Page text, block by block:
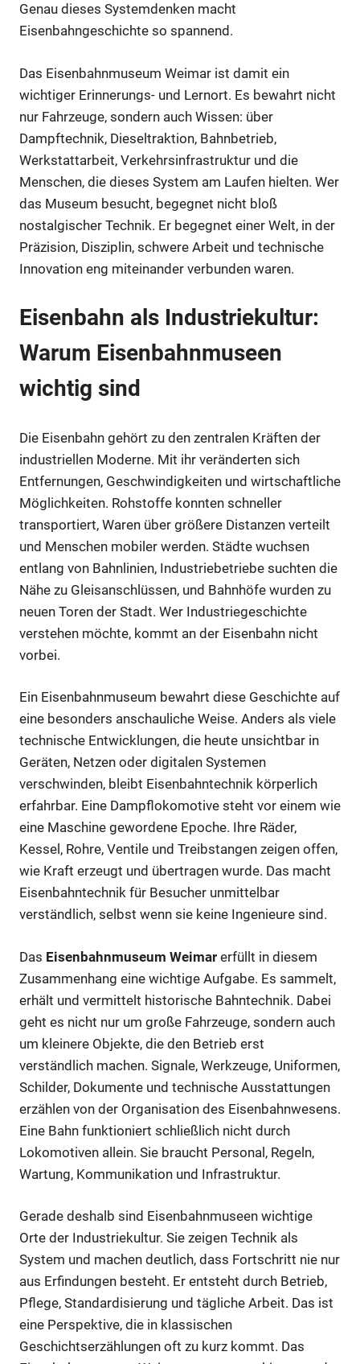
Genau dieses Systemdenken macht
Eisenbahngeschichte so spannend.
Das Eisenbahnmuseum Weimar ist damit ein
wichtiger Erinnerungs- und Lernort. Es bewahrt nicht
nur Fahrzeuge, sondern auch Wissen: über
Dampftechnik, Dieseltraktion, Bahnbetrieb,
Werkstattarbeit, Verkehrsinfrastruktur und die
Menschen, die dieses System am Laufen hielten. Wer
das Museum besucht, begegnet nicht bloß
nostalgischer Technik. Er begegnet einer Welt, in der
Präzision, Disziplin, schwere Arbeit und technische
Innovation eng miteinander verbunden waren.
Eisenbahn als Industriekultur:
Warum Eisenbahnmuseen
wichtig sind
Die Eisenbahn gehört zu den zentralen Kräften der
industriellen Moderne. Mit ihr veränderten sich
Entfernungen, Geschwindigkeiten und wirtschaftliche
Möglichkeiten. Rohstoffe konnten schneller
transportiert, Waren über größere Distanzen verteilt
und Menschen mobiler werden. Städte wuchsen
entlang von Bahnlinien, Industriebetriebe suchten die
Nähe zu Gleisanschlüssen, und Bahnhöfe wurden zu
neuen Toren der Stadt. Wer Industriegeschichte
verstehen möchte, kommt an der Eisenbahn nicht
vorbei.
Ein Eisenbahnmuseum bewahrt diese Geschichte auf
eine besonders anschauliche Weise. Anders als viele
technische Entwicklungen, die heute unsichtbar in
Geräten, Netzen oder digitalen Systemen
verschwinden, bleibt Eisenbahntechnik körperlich
erfahrbar. Eine Dampflokomotive steht vor einem wie
eine Maschine gewordene Epoche. Ihre Räder,
Kessel, Rohre, Ventile und Treibstangen zeigen offen,
wie Kraft erzeugt und übertragen wurde. Das macht
Eisenbahntechnik für Besucher unmittelbar
verständlich, selbst wenn sie keine Ingenieure sind.
Das Eisenbahnmuseum Weimar erfüllt in diesem
Zusammenhang eine wichtige Aufgabe. Es sammelt,
erhält und vermittelt historische Bahntechnik. Dabei
geht es nicht nur um große Fahrzeuge, sondern auch
um kleinere Objekte, die den Betrieb erst
verständlich machen. Signale, Werkzeuge, Uniformen,
Schilder, Dokumente und technische Ausstattungen
erzählen von der Organisation des Eisenbahnwesens.
Eine Bahn funktioniert schließlich nicht durch
Lokomotiven allein. Sie braucht Personal, Regeln,
Wartung, Kommunikation und Infrastruktur.
Gerade deshalb sind Eisenbahnmuseen wichtige
Orte der Industriekultur. Sie zeigen Technik als
System und machen deutlich, dass Fortschritt nie nur
aus Erfindungen besteht. Er entsteht durch Betrieb,
Pflege, Standardisierung und tägliche Arbeit. Das ist
eine Perspektive, die in klassischen
Geschichtserzählungen oft zu kurz kommt. Das